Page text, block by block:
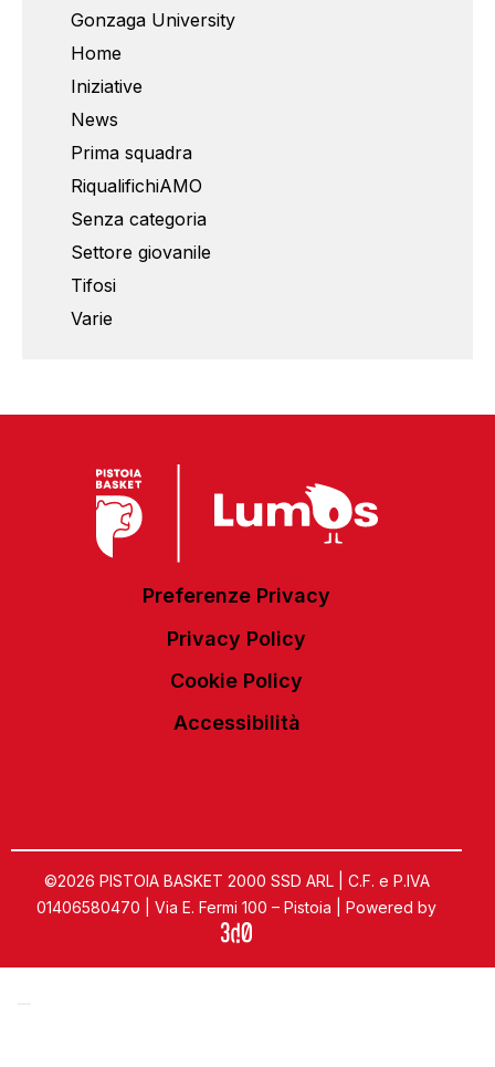
Gonzaga University
Home
Iniziative
News
Prima squadra
RiqualifichiAMO
Senza categoria
Settore giovanile
Tifosi
Varie
Preferenze Privacy
Privacy Policy
Cookie Policy
Accessibilità
©2026 PISTOIA BASKET 2000 SSD ARL | C.F. e P.IVA
01406580470 | Via E. Fermi 100 – Pistoia | Powered by